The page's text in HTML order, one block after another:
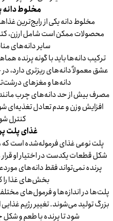
مخلوط دانه
مخلوط دانه یکی از رایج‌ترین
محصولات ممکن است شامل ارزن،
سایر دانه‌های
ترکیب دانه‌ها باید با گونه پرنده
عشق معمولاً دانه‌های ریزتری دارد،
دانه‌ها و مغزهای
مصرف بیش از حد دانه‌های چرب مانند
افزایش وزن و عدم تعادل تغذیه‌ای
کنترل
غذای پلت
پلت نوعی غذای فرموله‌شده است که
شکل قطعات یکدست در اختیار او
پرنده نمی‌تواند فقط دانه‌های
بخش‌های غذا را
پلت‌ها در اندازه‌ها و فرمول‌های
بزرگ تولید می‌شوند. تغییر رژیم غذایی
شود تا پرنده با طعم و